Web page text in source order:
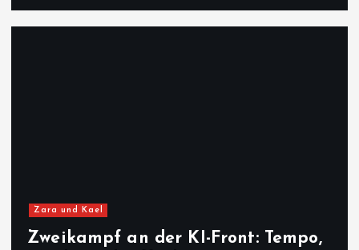
Zara und Kael
Zweikampf an der KI-Front: Tempo,